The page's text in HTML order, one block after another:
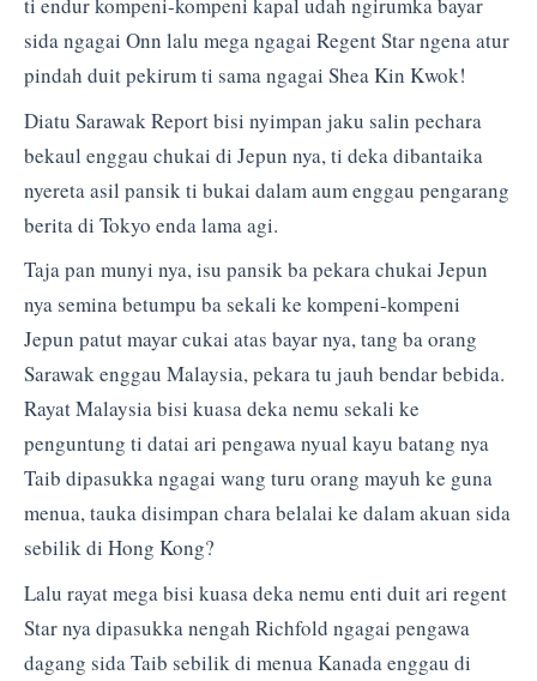
ti endur kompeni-kompeni kapal udah ngirumka bayar
sida ngagai Onn lalu mega ngagai Regent Star ngena atur
pindah duit pekirum ti sama ngagai Shea Kin Kwok!
Diatu Sarawak Report bisi nyimpan jaku salin pechara
bekaul enggau chukai di Jepun nya, ti deka dibantaika
nyereta asil pansik ti bukai dalam aum enggau pengarang
berita di Tokyo enda lama agi.
Taja pan munyi nya, isu pansik ba pekara chukai Jepun
nya semina betumpu ba sekali ke kompeni-kompeni
Jepun patut mayar cukai atas bayar nya, tang ba orang
Sarawak enggau Malaysia, pekara tu jauh bendar bebida.
Rayat Malaysia bisi kuasa deka nemu sekali ke
penguntung ti datai ari pengawa nyual kayu batang nya
Taib dipasukka ngagai wang turu orang mayuh ke guna
menua, tauka disimpan chara belalai ke dalam akuan sida
sebilik di Hong Kong?
Lalu rayat mega bisi kuasa deka nemu enti duit ari regent
Star nya dipasukka nengah Richfold ngagai pengawa
dagang sida Taib sebilik di menua Kanada enggau di